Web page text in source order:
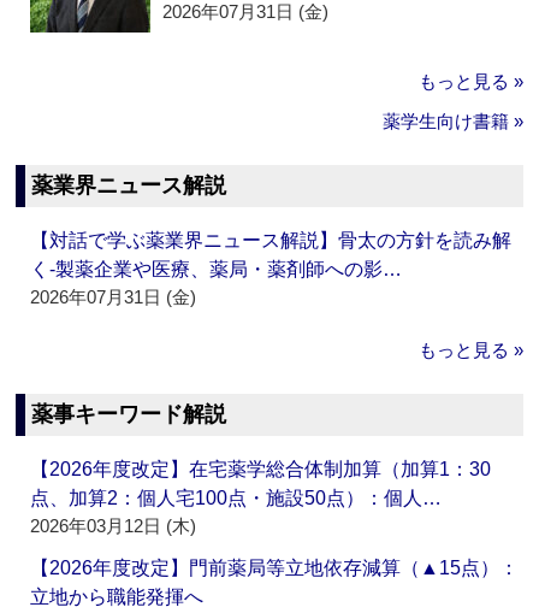
2026年07月31日 (金)
もっと見る »
薬学生向け書籍 »
薬業界ニュース解説
【対話で学ぶ薬業界ニュース解説】骨太の方針を読み解
く‐製薬企業や医療、薬局・薬剤師への影…
2026年07月31日 (金)
もっと見る »
薬事キーワード解説
【2026年度改定】在宅薬学総合体制加算（加算1：30
点、加算2：個人宅100点・施設50点）：個人…
2026年03月12日 (木)
【2026年度改定】門前薬局等立地依存減算（▲15点）：
立地から職能発揮へ